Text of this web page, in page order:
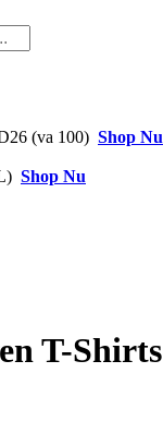
(va 100) Shop Nu
Shop Nu
T-Shirts